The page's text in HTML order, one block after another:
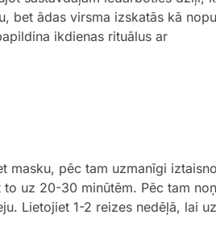
bet ādas virsma izskatās kā
ikdienas rituālus ar
masku, pēc tam uzmanīgi
uz 20-30 minūtēm. Pēc tam
Lietojiet 1-2 reizes nedēļā, lai